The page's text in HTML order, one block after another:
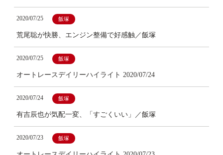
2020/07/25 飯塚
荒尾聡が快勝、エンジン整備で好感触／飯塚
2020/07/25 飯塚
オートレースデイリーハイライト 2020/07/24
2020/07/24 飯塚
有吉辰也が気配一変、「すごくいい」／飯塚
2020/07/23 飯塚